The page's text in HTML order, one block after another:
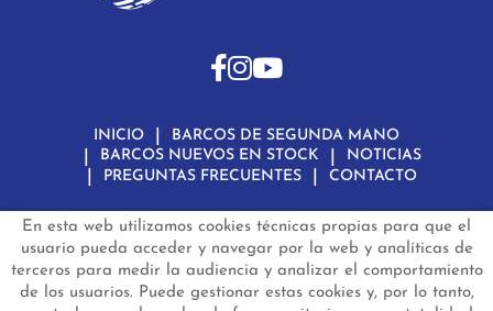
En esta web utilizamos cookies técnicas propias para que el
usuario pueda acceder y navegar por la web y analíticas de
terceros para medir la audiencia y analizar el comportamiento
de los usuarios. Puede gestionar estas cookies y, por lo tanto,
INICIO
BARCOS DE SEGUNDA MANO
BARCOS NUEVOS EN STOCK
NOTICIAS
PREGUNTAS FRECUENTES
CONTACTO
Aviso Legal
Política de Privacidad de Datos
Política de Cookies
Configuración de Cookies
barconautas.com© 2024 - Diseño y programación por Edina.es